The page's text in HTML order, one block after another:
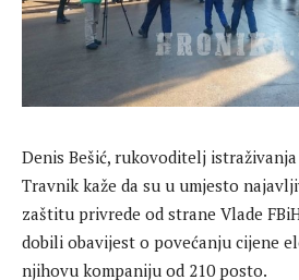
Denis Bešić, rukovoditelj
Travnik kaže da su u umjesto
zaštitu privrede od strane Vlade
dobili obavijest o povećanju cijene
njihovu kompaniju od 210 posto.